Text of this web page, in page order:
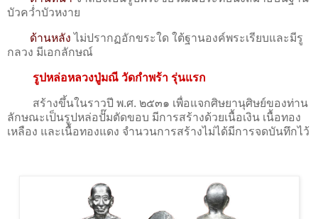
บัวคว่ำบัวหงาย
ด้านหลัง ไม่ปรากฏอักขระใด ใต้ฐานองค์พระเรียบและมีรู
กลวง มีเอกลักษณ์
รูปหล่อหลวงปู่มณี วัดกำพร้า รุ่นแรก
สร้างขึ้นในราวปี พ.ศ. ๒๕๓๑ เพื่อแจกศิษยานุศิษย์ของท่าน
ลักษณะเป็นรูปหล่อปั๊มตัดขอบ มีการสร้างด้วยเนื้อเงิน เนื้อทอง
เหลือง และเนื้อทองแดง จำนวนการสร้างไม่ได้มีการจดบันทึกไว้